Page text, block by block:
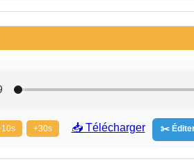
+30s 📥 Télécharger ✂️